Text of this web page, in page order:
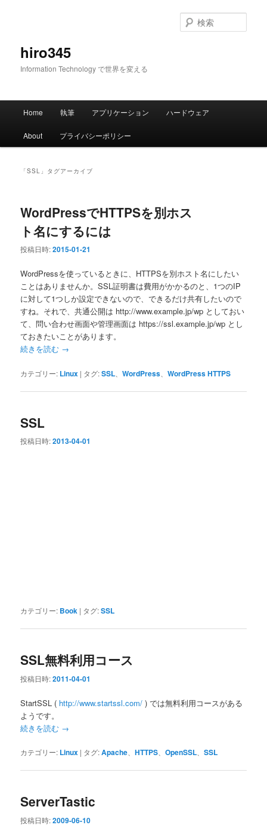
hiro345
Information Technology で世界を変える
索
メ
Home 執筆 アプリケーション ハードウェア
About プライバシーポリシー
「SSL 」タグアーカイブ
WordPressでHTTPSを別ホス
ト名にするには
投稿日時:2015-01-21
WordPressを使っているときに、HTTPSを別ホスト名にしたい
ことはありませんか。SSL証明書は費用がかかるのと、1つのIP
に対して1つしか設定できないので、できるだけ共有したいので
すね。それで、共通公開は http://www.example.jp/wp としておい
て、問い合わせ画面や管理画面は https://ssl.example.jp/wp とし
ておきたいことがあります。
続きを読む →
カテゴリー: Linux | タグ:SSL 、WordPress 、WordPress HTTPS
SSL
投稿日時:2013-04-01
カテゴリー: Book | タグ:SSL
SSL無料利用コース
投稿日時:2011-04-01
StartSSL ( http://www.startssl.com/ ) では無料利用コースがある
ようです。
続きを読む →
カテゴリー: Linux | タグ:Apache 、HTTPS 、OpenSSL 、SSL
ServerTastic
投稿日時:2009-06-10